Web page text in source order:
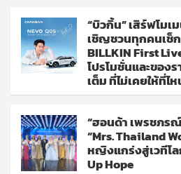
“บิวกิ้น” เสิร์ฟโม
เชิญชวนทุกคนเช็ก
BILLKIN First
โปรโมชั่นและของ
เต็ม ที่ไม่เคยให้ที่ไ
“ฮอนด้า เพรชภร
“Mrs. Thailand
หญิงแกร่งสู่เวทีโ
Up Hope